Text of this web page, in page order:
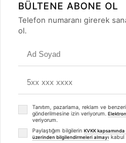
+90
BÜLTENE ABONE OL
Telefon numaranı girerek
ol.
Tanıtım, pazarlama, reklam ve
gönderilmesine izin veriyorum.
veriyorum.
Paylaştığım bilgilerin KVKK
üzerinden bilgilendirmeleri almayı kabul